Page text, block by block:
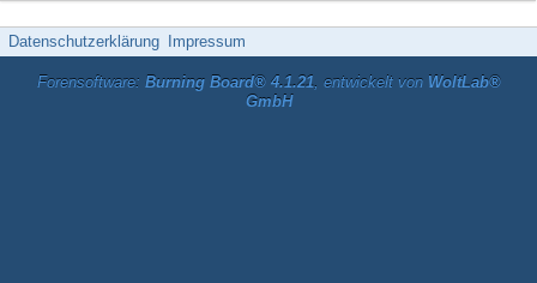
Datenschutzerklärung Impressum
Forensoftware: Burning Board® 4.1.21, entwickelt von WoltLab®
GmbH